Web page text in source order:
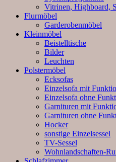
Vitrinen, Highboard,
Flurmöbel
Garderobenmöbel
Kleinmöbel
Beistelltische
Bilder
Leuchten
Polstermöbel
Ecksofas
Einzelsofa mit
Einzelsofa ohne
Garnituren mit
Garnituren ohne
Hocker
sonstige Einzelsessel
TV-Sessel
Wohnlandschaften-